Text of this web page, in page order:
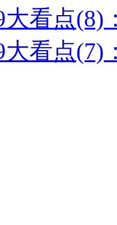
看点(8)
看点(7)